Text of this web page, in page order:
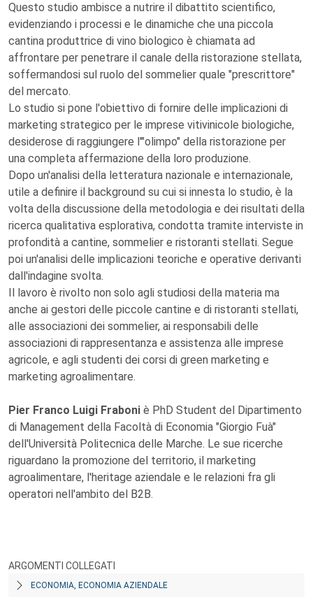
Questo studio ambisce a nutrire il dibattito scientifico,
evidenziando i processi e le dinamiche che una piccola
cantina produttrice di vino biologico è chiamata ad
affrontare per penetrare il canale della ristorazione stellata,
soffermandosi sul ruolo del sommelier quale "prescrittore"
del mercato.
Lo studio si pone l'obiettivo di fornire delle implicazioni di
marketing strategico per le imprese vitivinicole biologiche,
desiderose di raggiungere l'"olimpo" della ristorazione per
una completa affermazione della loro produzione.
Dopo un'analisi della letteratura nazionale e internazionale,
utile a definire il background su cui si innesta lo studio, è la
volta della discussione della metodologia e dei risultati della
ricerca qualitativa esplorativa, condotta tramite interviste in
profondità a cantine, sommelier e ristoranti stellati. Segue
poi un'analisi delle implicazioni teoriche e operative derivanti
dall'indagine svolta.
Il lavoro è rivolto non solo agli studiosi della materia ma
anche ai gestori delle piccole cantine e di ristoranti stellati,
alle associazioni dei sommelier, ai responsabili delle
associazioni di rappresentanza e assistenza alle imprese
agricole, e agli studenti dei corsi di green marketing e
marketing agroalimentare.
Pier Franco Luigi Fraboni è PhD Student del Dipartimento
di Management della Facoltà di Economia "Giorgio Fuà"
dell'Università Politecnica delle Marche. Le sue ricerche
riguardano la promozione del territorio, il marketing
agroalimentare, l'heritage aziendale e le relazioni fra gli
operatori nell'ambito del B2B.
ARGOMENTI COLLEGATI
ECONOMIA, ECONOMIA AZIENDALE